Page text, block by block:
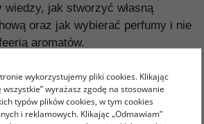
wiedzy, jak stworzyć własną
oraz jak wybierać perfumy i nie
aromatów.
wykorzystujemy pliki cookies. Klikając
wszystkie” wyrażasz zgodę na stosowanie
typów plików cookies, w tym cookies
i reklamowych. Klikając „Odmawiam”